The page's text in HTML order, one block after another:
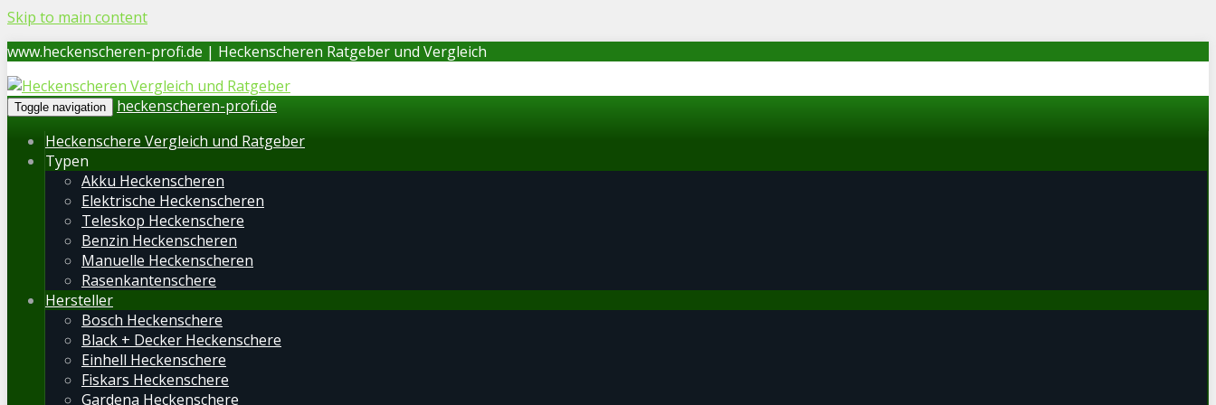
Skip to main content
www.heckenscheren-profi.de | Heckenscheren Ratgeber und Vergleich
Toggle navigation
heckenscheren-profi.de
Heckenschere Vergleich und Ratgeber
Typen
Akku Heckenscheren
Elektrische Heckenscheren
Teleskop Heckenschere
Benzin Heckenscheren
Manuelle Heckenscheren
Rasenkantenschere
Hersteller
Bosch Heckenschere
Black + Decker Heckenschere
Einhell Heckenschere
Fiskars Heckenschere
Gardena Heckenschere